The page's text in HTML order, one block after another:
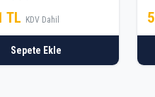
TL KDV Dahil
Sepete Ekle